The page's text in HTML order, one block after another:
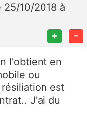
25/10/2018 à
+ -
l'obtient en
ou
est
J'ai du